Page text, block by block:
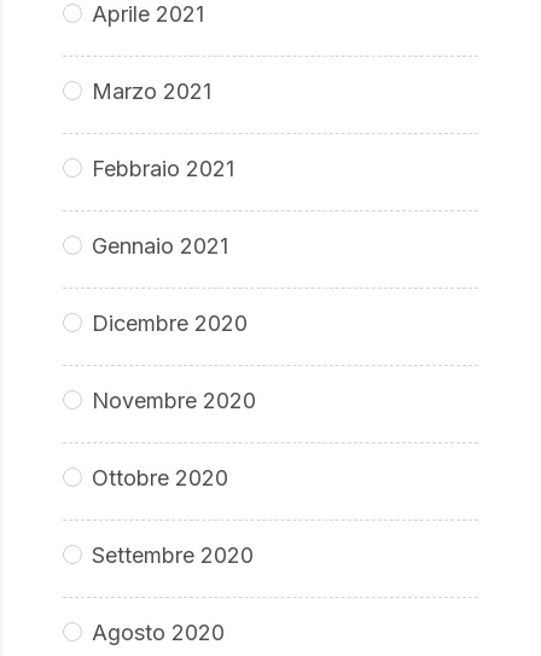
Aprile 2021
Marzo 2021
Febbraio 2021
Gennaio 2021
Dicembre 2020
Novembre 2020
Ottobre 2020
Settembre 2020
Agosto 2020